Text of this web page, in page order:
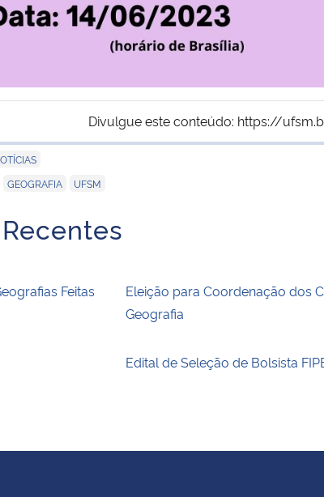
Divulgue este conteúdo: https://
GEOGRAFIA UFSM
Feitas
Eleição para Coordenação dos
Geografia
Edital de Seleção de Bolsista